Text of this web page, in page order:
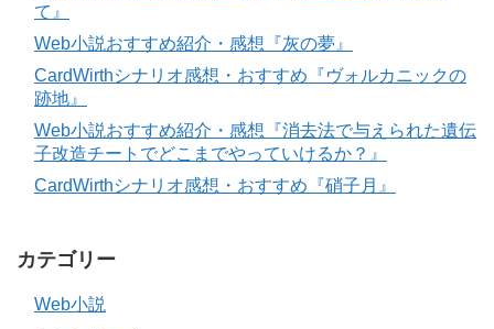
て』
Web小説おすすめ紹介・感想『灰の夢』
CardWirthシナリオ感想・おすすめ『ヴォルカニックの
跡地』
Web小説おすすめ紹介・感想『消去法で与えられた遺伝
子改造チートでどこまでやっていけるか？』
CardWirthシナリオ感想・おすすめ『硝子月』
カテゴリー
Web小説